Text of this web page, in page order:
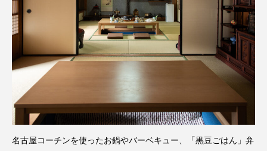
名古屋コーチンを使ったお鍋やバーベキュー、「黒豆ごはん」弁